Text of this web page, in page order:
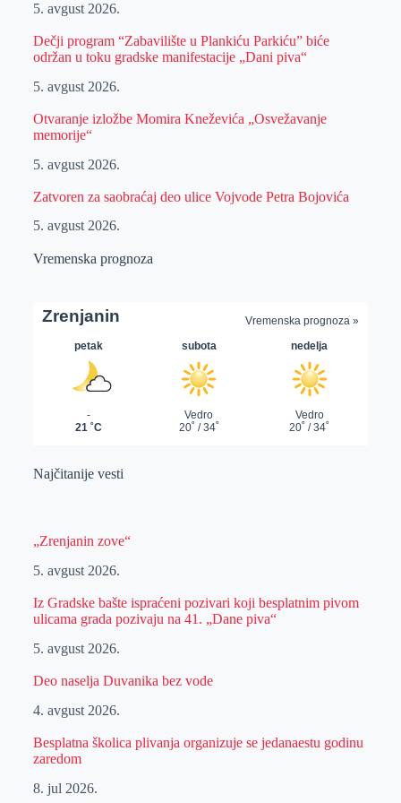
5. avgust 2026.
Dečji program “Zabavilište u Plankiću Parkiću” biće
održan u toku gradske manifestacije „Dani piva“
5. avgust 2026.
Otvaranje izložbe Momira Kneževića „Osvežavanje
memorije“
5. avgust 2026.
Zatvoren za saobraćaj deo ulice Vojvode Petra Bojovića
5. avgust 2026.
Vremenska prognoza
Najčitanije vesti
„Zrenjanin zove“
5. avgust 2026.
Iz Gradske bašte ispraćeni pozivari koji besplatnim pivom
ulicama grada pozivaju na 41. „Dane piva“
5. avgust 2026.
Deo naselja Duvanika bez vode
4. avgust 2026.
Besplatna školica plivanja organizuje se jedanaestu godinu
zaredom
8. jul 2026.